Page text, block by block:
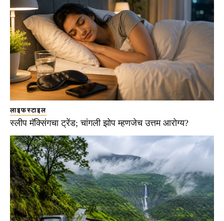
लाइफस्टाइल
स्लीप मॅक्सिंगचा ट्रेंड; चांगली झोप म्हणजेच उत्तम आरोग्य?